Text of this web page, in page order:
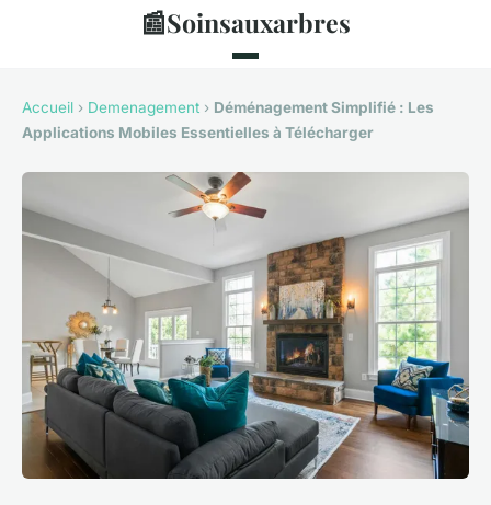
📰Soinsauxarbres
Accueil › Demenagement › Déménagement Simplifié : Les
Applications Mobiles Essentielles à Télécharger